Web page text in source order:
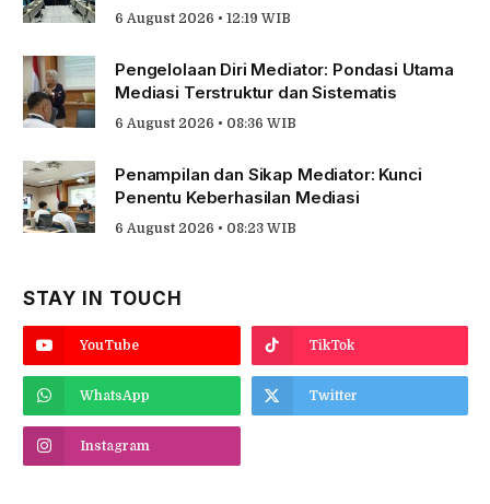
6 August 2026 • 12:19 WIB
Pengelolaan Diri Mediator: Pondasi Utama
Mediasi Terstruktur dan Sistematis
6 August 2026 • 08:36 WIB
Penampilan dan Sikap Mediator: Kunci
Penentu Keberhasilan Mediasi
6 August 2026 • 08:23 WIB
STAY IN TOUCH
YouTube TikTok
WhatsApp Twitter
Instagram